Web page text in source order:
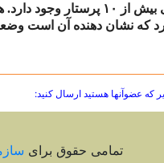
بیش از
۱۰ پرستار وجود
که نشان دهنده آن است
که عضوآنها هستید ارسال کنید:
تمامی حقوق برای